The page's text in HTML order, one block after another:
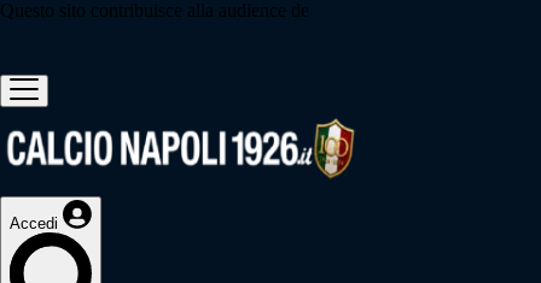
Questo sito contribuisce alla audience de
Accedi